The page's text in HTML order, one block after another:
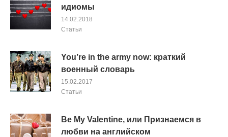
идиомы
14.02.2018
Cтатьи
You’re in the army now: краткий
военный словарь
15.02.2017
Cтатьи
Be My Valentine, или Признаемся в
любви на английском